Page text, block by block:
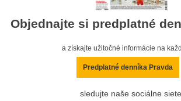
Objednajte si predplatné
a získajte užitočné informácie na
Predplatné denníka Pravda
sledujte naše sociálne siete